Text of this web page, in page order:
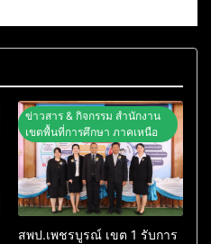
ข่าวสาร & กิจกรรม สำนักงาน
เขตพื้นที่การศึกษา ภาคเหนือ
สพป.เพชรบูรณ์ เขต 1 รับการ